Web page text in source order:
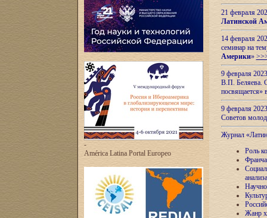
-
América Latina Portal Europeo
21 февраля
Латинской
14 февраля
семинар на
Америки»
9 февраля
В.П. Беляева.
посвящается»
9 февраля
Советов
Журнал
Роль
анализа
Жанр